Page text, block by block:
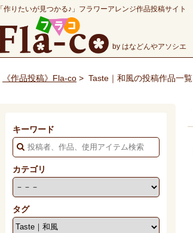
「作りたいが見つかる♪」フラワーアレンジ作品投稿サイト
by はなどんやアソシエ
《作品投稿》Fla-co > Taste｜和風の投稿作品一覧
キーワード
カテゴリ
タグ